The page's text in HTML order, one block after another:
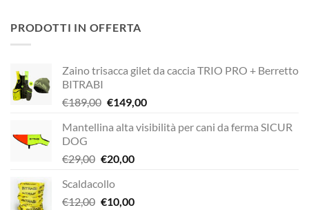
era:
PRODOTTI IN OFFERTA
Zaino trisacca gilet da caccia TRIO PRO + Berretto
BITRABI
€189,00 Il
originale
€189,00.
€149,00Il
attuale
Mantellina alta visibilità per cani da ferma SICUR
DOG
€29,00 Il
originale
era:
€20,00Il
è:
Scaldacollo
€12,00 Il
€10,00Il